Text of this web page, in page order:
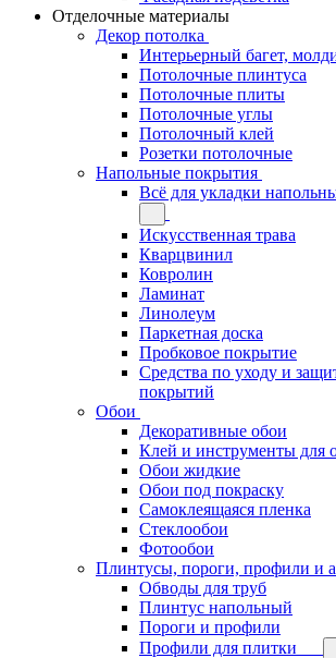
Отделочные материалы
Декор потолка
Интерьерный багет,
Потолочные плинтуса
Потолочные плиты
Потолочные углы
Потолочный клей
Розетки потолочные
Напольные покрытия
Всё для укладки
Искусственная трава
Кварцвинил
Ковролин
Ламинат
Линолеум
Паркетная доска
Пробковое покрытие
Средства по уходу и
покрытий
Обои
Декоративные обои
Клей и инструменты для
Обои жидкие
Обои под покраску
Самоклеящаяся пленка
Стеклообои
Фотообои
Плинтусы, пороги, профили и
Обводы для труб
Плинтус напольный
Пороги и профили
Профили для плитки